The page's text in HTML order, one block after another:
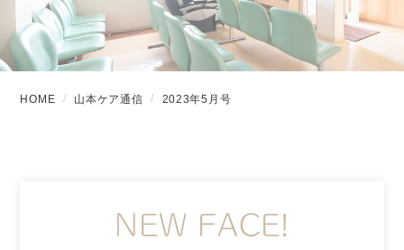
HOME 山本ケア通信 2023年5月号
NEW FACE!